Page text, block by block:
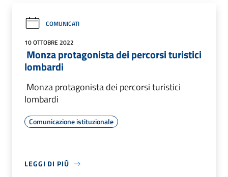
COMUNICATI
10 OTTOBRE 2022
Monza protagonista dei percorsi turistici
lombardi
Monza protagonista dei percorsi turistici
lombardi
Comunicazione istituzionale
LEGGI DI PIÙ